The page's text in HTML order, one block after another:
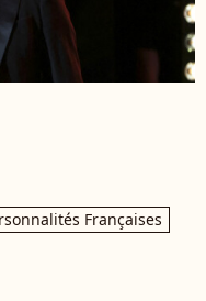
Françaises